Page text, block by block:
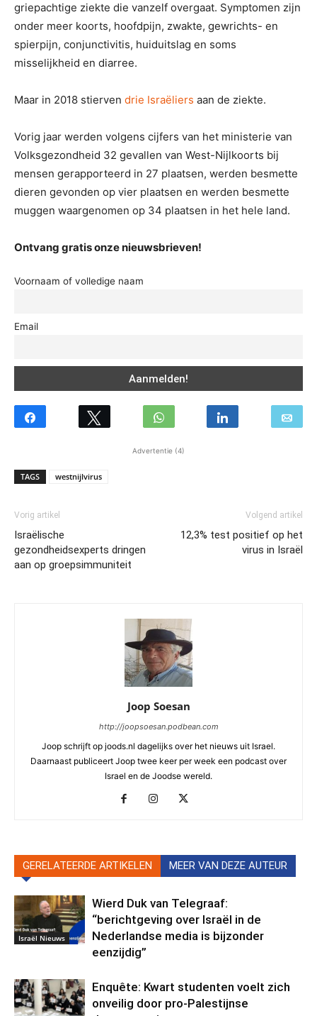
griepachtige ziekte die vanzelf overgaat. Symptomen zijn
onder meer koorts, hoofdpijn, zwakte, gewrichts- en
spierpijn, conjunctivitis, huiduitslag en soms
misselijkheid en diarree.
Maar in 2018 stierven drie Israëliers aan de ziekte.
Vorig jaar werden volgens cijfers van het ministerie van
Volksgezondheid 32 gevallen van West-Nijlkoorts bij
mensen gerapporteerd in 27 plaatsen, werden besmette
dieren gevonden op vier plaatsen en werden besmette
muggen waargenomen op 34 plaatsen in het hele land.
Ontvang gratis onze nieuwsbrieven!
Voornaam of volledige naam
Email
Advertentie (4)
TAGS westnijlvirus
Vorig artikel
Israëlische
gezondheidsexperts dringen
aan op groepsimmuniteit
Volgend artikel
12,3% test positief op het
virus in Israël
Joop Soesan
http://joopsoesan.podbean.com
Joop schrijft op joods.nl dagelijks over het nieuws uit Israel.
Daarnaast publiceert Joop twee keer per week een podcast over
Israel en de Joodse wereld.
GERELATEERDE ARTIKELEN MEER VAN DEZE AUTEUR
Israël Nieuws
Wierd Duk van Telegraaf:
“berichtgeving over Israël in de
Nederlandse media is bijzonder
eenzijdig”
Enquête: Kwart studenten voelt zich
onveilig door pro-Palestijnse